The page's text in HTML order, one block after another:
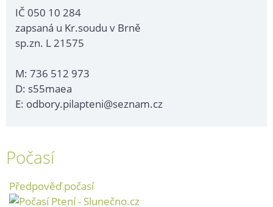
IČ 050 10 284
zapsaná u Kr.soudu v Brně
sp.zn. L 21575
M: 736 512 973
D: s55maea
E: odbory.pilapteni@seznam.cz
Počasí
Předpověď počasí